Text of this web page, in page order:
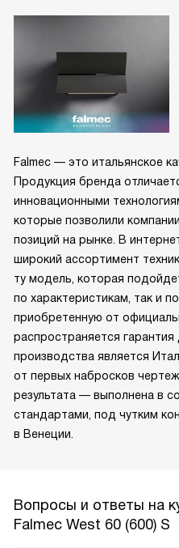
Falmec — это итальянское
Продукция бренда
инновационными
которые позволили
позиций на рынке. В
широкий ассортимент
ту модель, которая
по характеристикам, так и
приобретенную от
распространяется
производства является
от первых набросков
результата — выполнена в
стандартами, под чутким
в Венеции.
Вопросы и ответы на
Falmec West 60 (600) S